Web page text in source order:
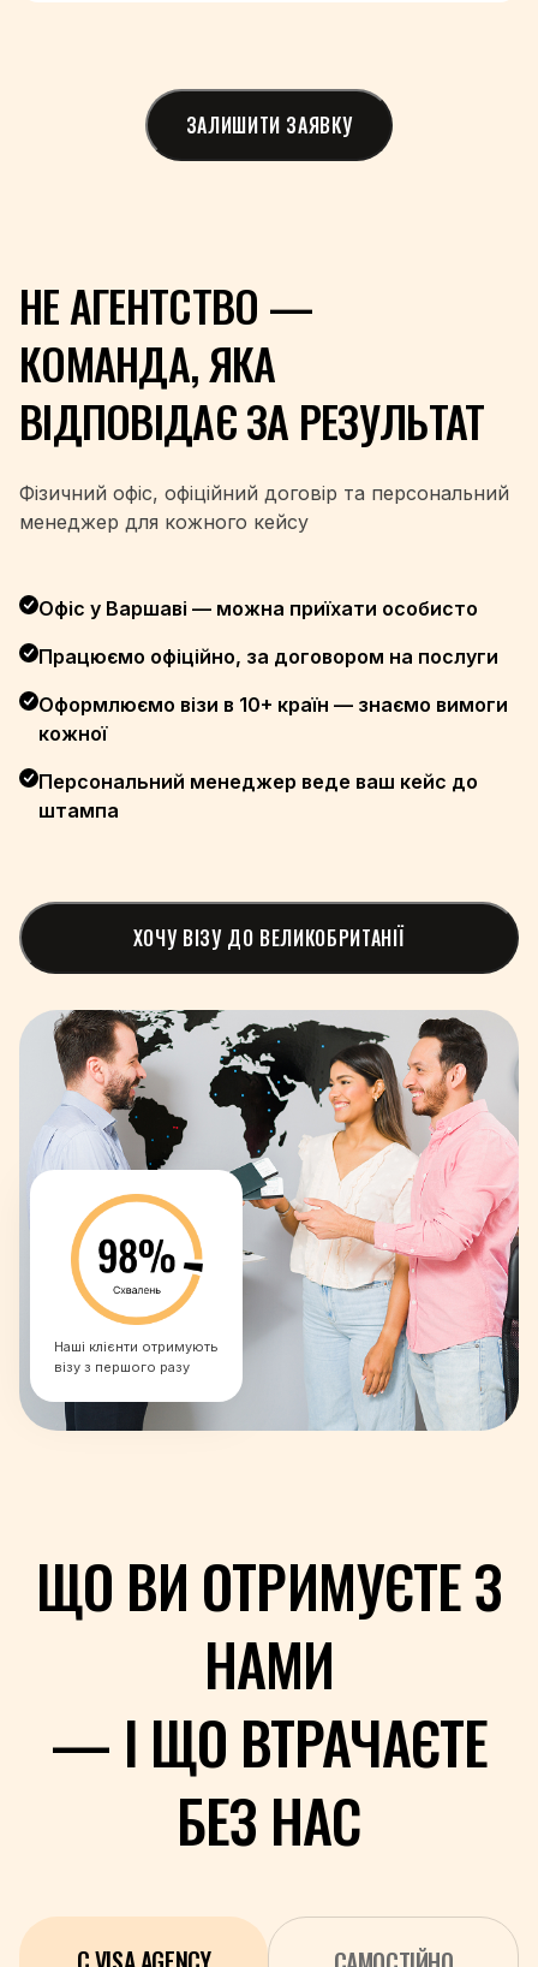
+60
+960
+52
+373
+377
+976
+258
+95
+674
+64
+680
+970
+675
+595
+51
+63
+351
+40
+7
+250
+1-869
+1-758
+1-784
+378
+248
+232
+27
ЗАЛИШИТИ ЗАЯВКУ
НЕ АГЕНТСТВО —
КОМАНДА, ЯКА
ВІДПОВІДАЄ ЗА РЕЗУЛЬТАТ
Фізичний офіс, офіційний договір та персональний
менеджер для кожного кейсу
Офіс у Варшаві — можна приїхати особисто
Працюємо офіційно, за договором на послуги
Оформлюємо візи в 10+ країн — знаємо вимоги
кожної
Персональний менеджер веде ваш кейс до
штампа
ХОЧУ ВІЗУ ДО ВЕЛИКОБРИТАНІЇ
Наші клієнти отримують
візу з першого разу
ЩО ВИ ОТРИМУЄТЕ З
НАМИ
— І ЩО ВТРАЧАЄТЕ
БЕЗ НАС